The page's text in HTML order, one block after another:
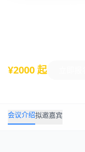
¥2000 起
会议介绍拟邀嘉宾